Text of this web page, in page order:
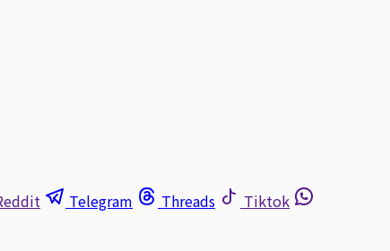
Telegram Threads
Tiktok